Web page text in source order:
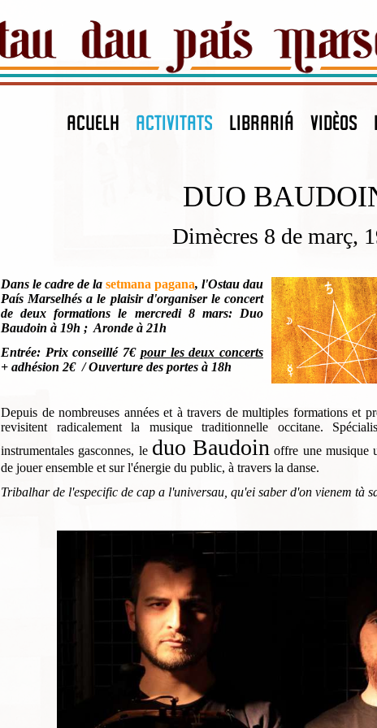
ACUELH ACTIVITATS LIBRARIÁ VIDÈOS
DUO
Dimècres 8 de març,
Dans le cadre de la setmana pagana, l'Ostau dau
País Marselhés a le plaisir d'organiser le concert
de deux formations le mercredi 8 mars: Duo
Baudoin à 19h ; Aronde à 21h
Entrée: Prix conseillé 7€ pour les deux concerts
+ adhésion 2€ / Ouverture des portes à 18h
Depuis de nombreuses années et à travers de multiples formations et
revisitent radicalement la musique traditionnelle occitane.
instrumentales gasconnes, le duo Baudoin offre une musique
de jouer ensemble et sur l'énergie du public, à travers la danse.
Tribalhar de l'especific de cap a l'universau, qu'ei saber d'on vienem tà